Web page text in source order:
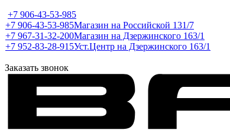
+7 906-43-53-985
+7 906-43-53-985Магазин на Российской 131/7
+7 967-31-32-200Магазин на Дзержинского 163/1
+7 952-83-28-915Уст.Центр на Дзержинского 163/1
Заказать звонок